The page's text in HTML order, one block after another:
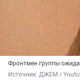
Фронтмен группы
Источник: ДЖЕМ /